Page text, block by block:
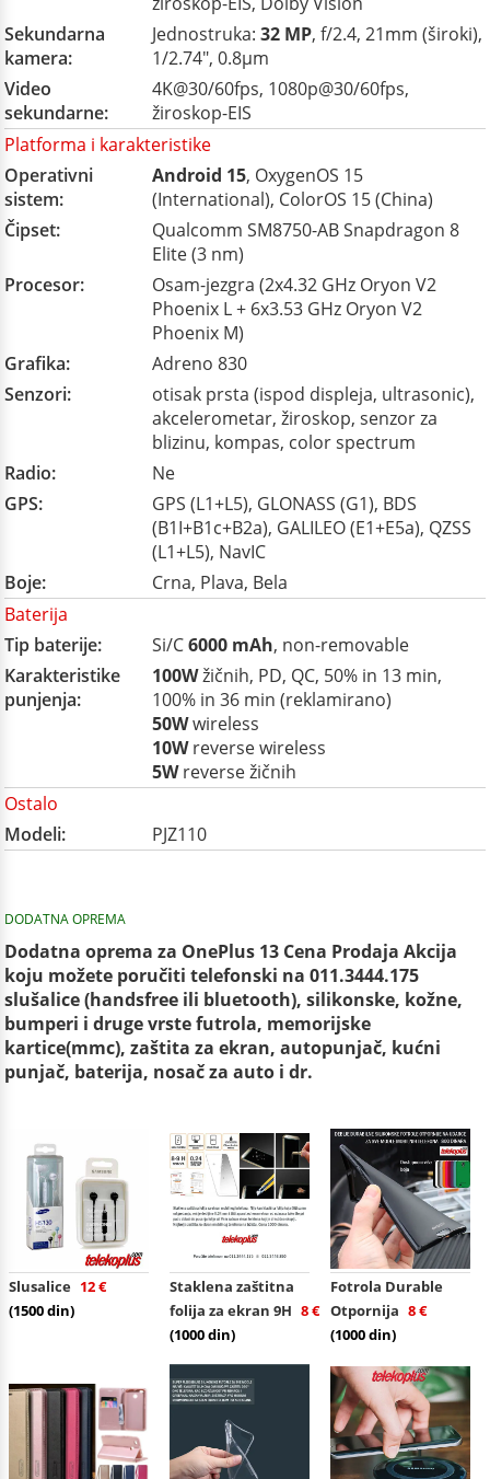
Sekundarna
kamera:
Jednostruka: 32 MP, f/2.4, 21mm (široki),
1/2.74", 0.8µm
Video
sekundarne:
4K@30/60fps, 1080p@30/60fps,
žiroskop-EIS
Platforma i karakteristike
Operativni
sistem:
Android 15, OxygenOS 15
(International), ColorOS 15 (China)
Čipset:
Qualcomm SM8750-AB Snapdragon 8
Elite (3 nm)
Procesor:
Osam-jezgra (2x4.32 GHz Oryon V2
Phoenix L + 6x3.53 GHz Oryon V2
Phoenix M)
Grafika:
Adreno 830
Senzori:
otisak prsta (ispod displeja, ultrasonic),
akcelerometar, žiroskop, senzor za
blizinu, kompas, color spectrum
Radio:
Ne
GPS:
GPS (L1+L5), GLONASS (G1), BDS
(B1I+B1c+B2a), GALILEO (E1+E5a), QZSS
(L1+L5), NavIC
Boje:
Crna, Plava, Bela
Baterija
Tip baterije:
Si/C6000 mAh, non-removable
Karakteristike
punjenja:
100Wžičnih, PD, QC, 50% in 13 min,
100% in 36 min (reklamirano)
50Wwireless
10Wreverse wireless
5Wreverse žičnih
Ostalo
Modeli:
PJZ110
DODATNA OPREMA
Dodatna oprema za OnePlus 13 Cena Prodaja Akcija
koju možete poručiti telefonski na 011.3444.175
slušalice (handsfree ili bluetooth), silikonske, kožne,
bumperi i druge vrste futrola, memorijske
kartice(mmc), zaštita za ekran, autopunjač, kućni
punjač, baterija, nosač za auto i dr.
Slusalice 12 €
(1500 din)
Staklena zaštitna
folija za ekran 9H 8 €
(1000 din)
Fotrola Durable
Otpornija 8 €
(1000 din)